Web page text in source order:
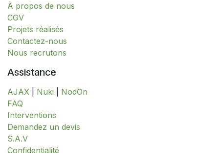
À propos de nous
CGV
Projets réalisés
Contactez-nous
Nous recrutons
Assistance
AJAX Nuki
NodOn
FAQ
Interventions
​​​​​​​​​​​​​​​​​​​​​​​​​D​​e​m​a​n​d​e​z​ ​u​n​ ​d​e​v​i​s
S.A.V
​​​​​​​​​​​​​​Confidentialité​​​​​​​​​​​​​​